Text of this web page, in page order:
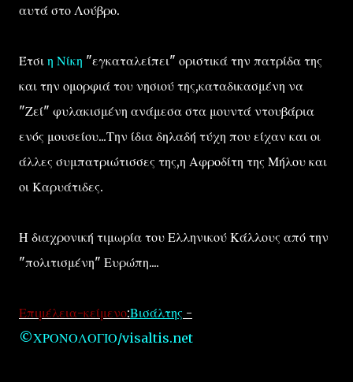
αυτά στο Λούβρο.
Έτσι η Νίκη "εγκαταλείπει" οριστικά την πατρίδα της
και την ομορφιά του νησιού της,καταδικασμένη να
"Ζεί" φυλακισμένη ανάμεσα στα μουντά ντουβάρια
ενός μουσείου...Την ίδια δηλαδή τύχη που είχαν και οι
άλλες συμπατριώτισσες της,η Αφροδίτη της Μήλου και
οι Καρυάτιδες.
Η διαχρονική τιμωρία του Ελληνικού Κάλλους από την
"πολιτισμένη" Ευρώπη....
Επιμέλεια-κείμενο:Βισάλτης -
©ΧΡΟΝΟΛΟΓΙΟ/visaltis.net